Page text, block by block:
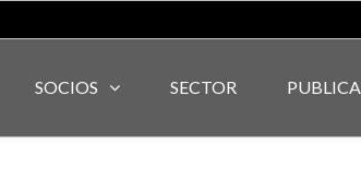
SOCIOS SECTOR